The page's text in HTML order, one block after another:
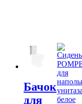
Бачок
для